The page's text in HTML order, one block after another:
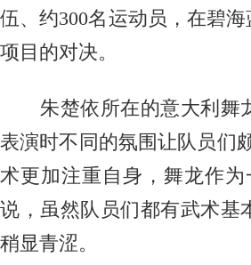
伍、约300名运动员，在碧
项目的对决。
朱楚依所在的意大利舞
表演时不同的氛围让队员们
术更加注重自身，舞龙作
说，虽然队员们都有武术基
稍显青涩。